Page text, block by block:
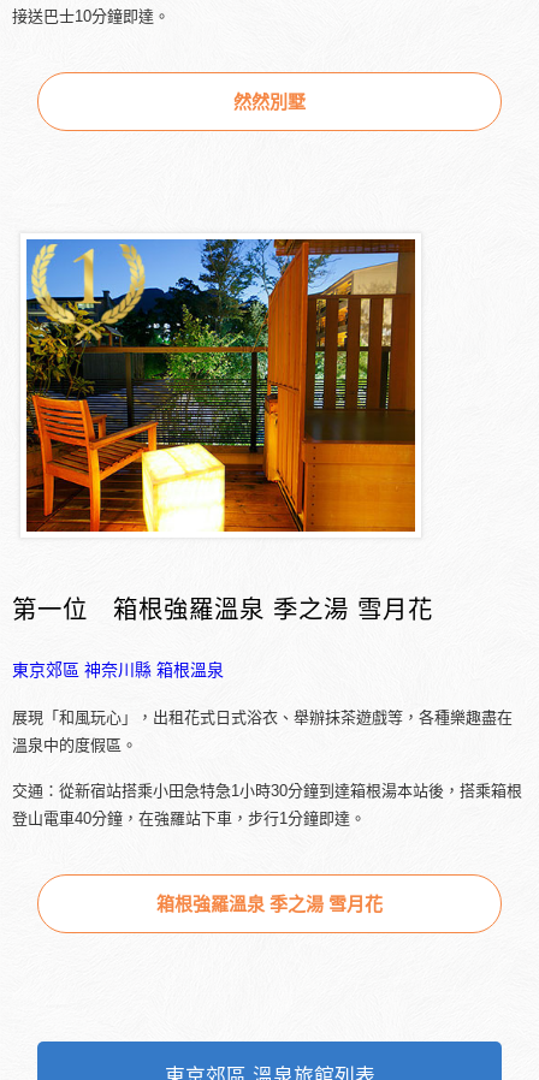
接送巴士10分鐘即達。
然然別墅
第一位 箱根強羅溫泉 季之湯 雪月花
東京郊區 神奈川縣 箱根溫泉
展現「和風玩心」，出租花式日式浴衣、舉辦抹茶遊戲等，各種樂趣盡在
溫泉中的度假區。
交通：從新宿站搭乘小田急特急1小時30分鐘到達箱根湯本站後，搭乘箱根
登山電車40分鐘，在強羅站下車，步行1分鐘即達。
箱根強羅溫泉 季之湯 雪月花